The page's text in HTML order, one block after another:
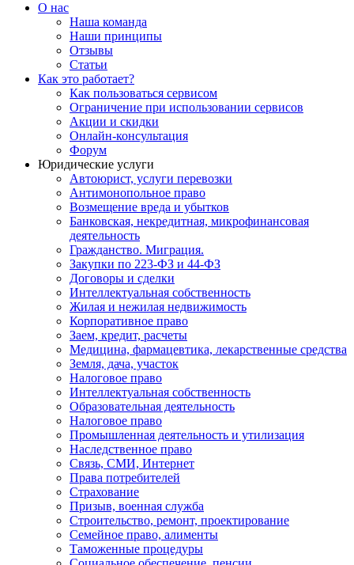
О нас
Наша команда
Наши принципы
Отзывы
Статьи
Как это работает?
Как пользоваться сервисом
Ограничение при использовании сервисов
Акции и скидки
Онлайн-консультация
Форум
Юридические услуги
Автоюрист, услуги перевозки
Антимонопольное право
Возмещение вреда и убытков
Банковская, некредитная, микрофинансовая
деятельность
Гражданство. Миграция.
Закупки по 223-ФЗ и 44-ФЗ
Договоры и сделки
Интеллектуальная собственность
Жилая и нежилая недвижимость
Корпоративное право
Заем, кредит, расчеты
Медицина, фармацевтика, лекарственные средства
Земля, дача, участок
Налоговое право
Интеллектуальная собственность
Образовательная деятельность
Налоговое право
Промышленная деятельность и утилизация
Наследственное право
Связь, СМИ, Интернет
Права потребителей
Страхование
Призыв, военная служба
Строительство, ремонт, проектирование
Семейное право, алименты
Таможенные процедуры